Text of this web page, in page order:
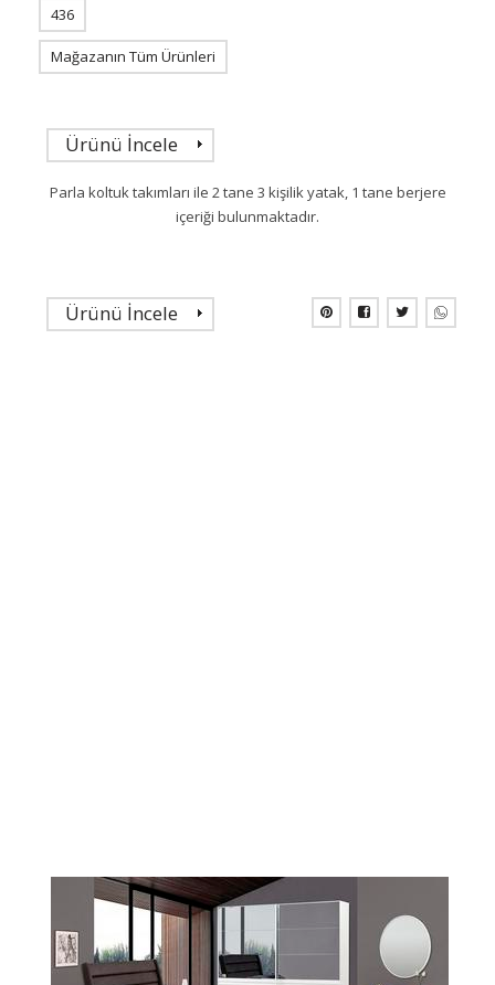
436
Mağazanın Tüm Ürünleri
Ürünü İncele
Parla koltuk takımları ile 2 tane 3 kişilik yatak, 1 tane berjere
içeriği bulunmaktadır.
Ürünü İncele